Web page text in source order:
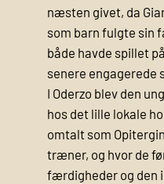
næsten givet, da
som barn fulgte sin
både havde spillet
senere engagerede
I Oderzo blev den
hos det lille lokale
omtalt som
træner, og hvor de
færdigheder og den